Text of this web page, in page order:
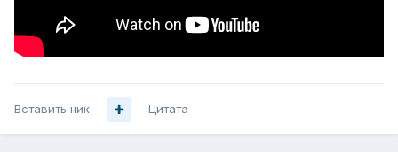
Вставить ник Цитата